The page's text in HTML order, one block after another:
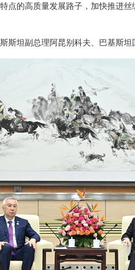
点的高质量发展路子，加快推进
斯坦副总理阿昆别科夫、巴基斯坦